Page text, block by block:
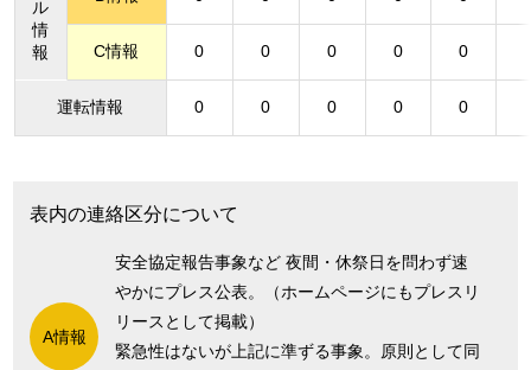
ル
情
報
C情報 0 0 0 0 0
運転情報 0 0 0 0 0
表内の連絡区分について
A情報
安全協定報告事象など 夜間・休祭日を問わず速
やかにプレス公表。（ホームページにもプレスリ
リースとして掲載）
緊急性はないが上記に準ずる事象。原則として同